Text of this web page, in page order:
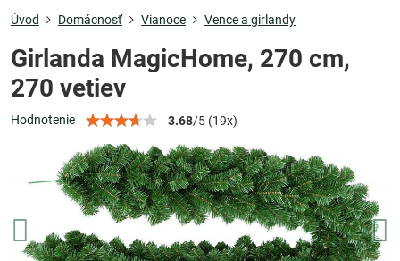
Úvod Domácnosť Vianoce Vence a girlandy
Girlanda MagicHome, 270 cm,
270 vetiev
Hodnotenie 3.68/5 (19x)